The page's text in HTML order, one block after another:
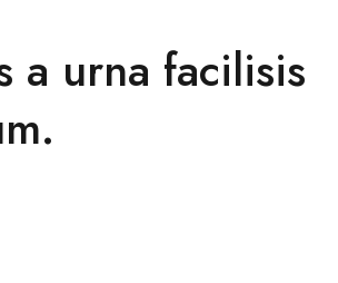
a urna facilisis